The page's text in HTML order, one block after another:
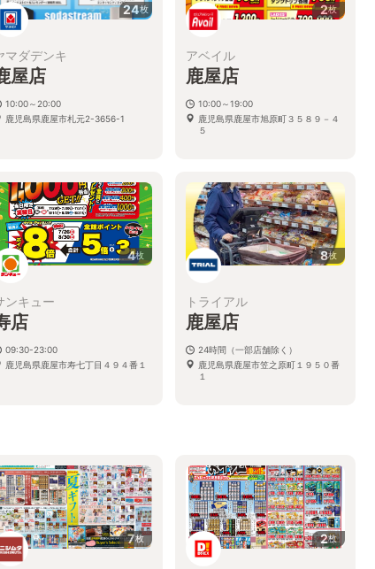
24枚
マダデンキ
屋店
10:00～20:00
鹿児島県鹿屋市札元2-3656-1
2枚
アベイル
鹿屋店
10:00～19:00
鹿児島県鹿屋市旭原町３５８９－４
５
4枚
ンキュー
店
09:30-23:00
鹿児島県鹿屋市寿七丁目４９４番１
8枚
トライアル
鹿屋店
24時間（一部店舗除く）
鹿児島県鹿屋市笠之原町１９５０番
１
7枚 2枚